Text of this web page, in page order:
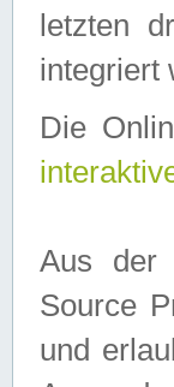
letzten
integriert
Die
Aus der
Source
und